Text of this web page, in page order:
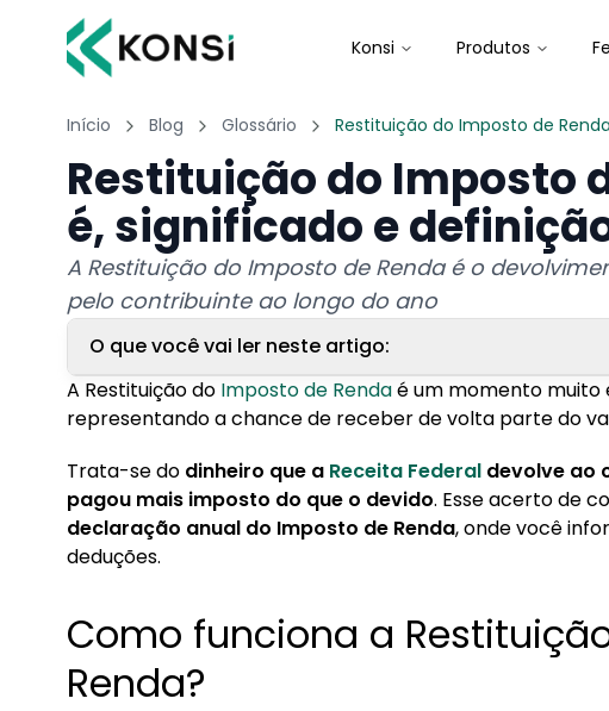
Konsi Produtos
Início Blog Glossário Restituição do Imposto de Renda
Restituição do Imposto
é, significado e
A Restituição do Imposto de Renda é o
pelo contribuinte ao longo do ano
O que você vai ler neste artigo:
1. Como funciona a Restituição do Imposto de Renda?
2. Quem tem direito à restituição?
3. Como consultar a restituição?
4. Quando recebo a restituição?
A Restituição do Imposto de Rendaé um momento muito
representando a chance de receber de volta parte do
Trata-se do dinheiro que a Receita Federal devolve ao
pagou mais imposto do que o devido. Esse acerto de
declaração anual do Imposto de Renda, onde você
deduções.
Como funciona a
Renda?